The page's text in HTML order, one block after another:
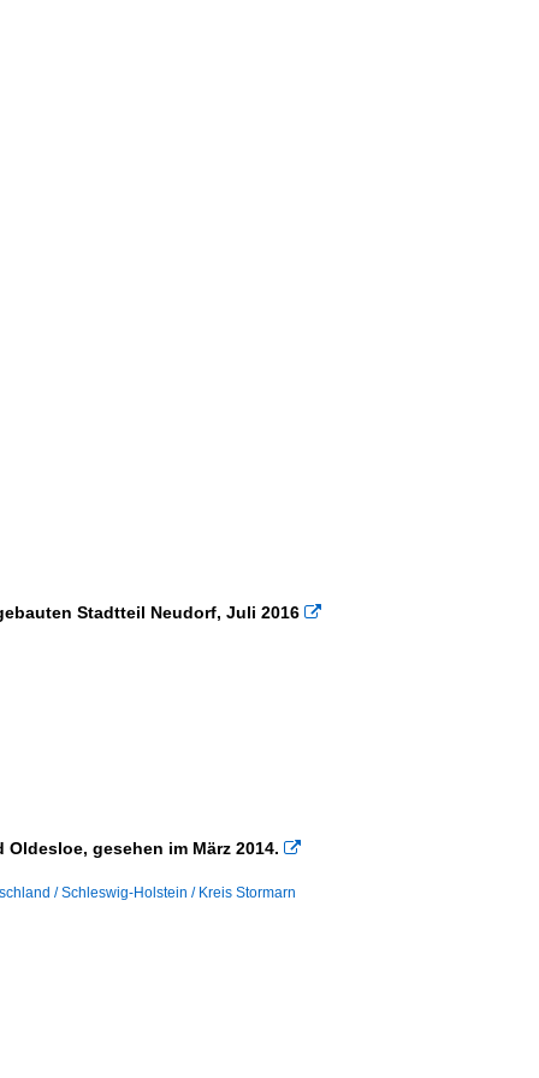
Stadtteil Neudorf, Juli 2016 
gesehen im März 2014. 
/ Schleswig-Holstein / Kreis Stormarn